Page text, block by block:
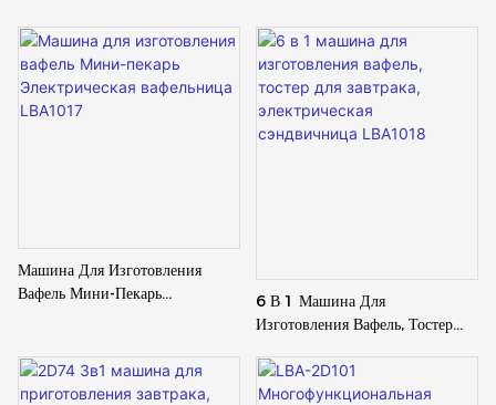
Машина Для Изготовления
Вафель Мини-Пекарь
6 В 1 Машина Для
Изготовления Вафель, Тостер
Сэндвичница LBA1018